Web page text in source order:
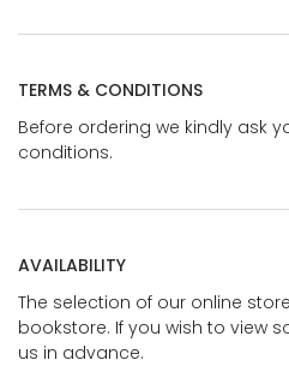
TERMS & CONDITIONS
Before ordering we kindly ask
conditions.
AVAILABILITY
The selection of our online
bookstore. If you wish to view
us in advance.